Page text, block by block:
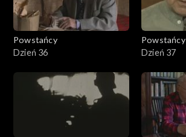
Powstańcy
Dzień 36
Powstańcy
Dzień 37